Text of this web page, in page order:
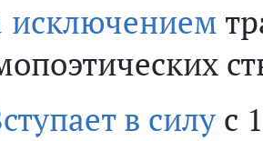
исключением
в силу с